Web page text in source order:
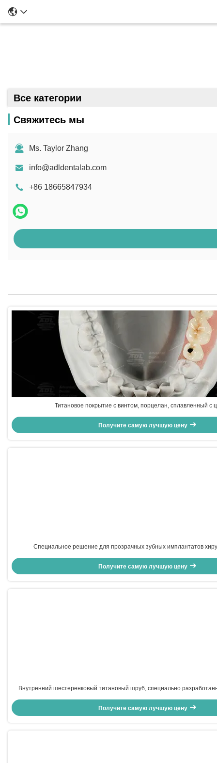
Все категории
Свяжитесь мы
Ms. Taylor Zhang
info@adldentalab.com
+86 18665847934
Титановое покрытие с винтом, порцелан, сплавленный с
Получите самую лучшую цену
Специальное решение для прозрачных зубных имплантатов
Получите самую лучшую цену
Внутренний шестеренковый титановый шруб, специально
Получите самую лучшую цену